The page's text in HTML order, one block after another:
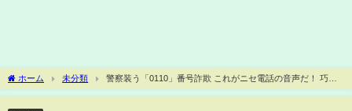
ホーム 未分類
警察装う「0110」番号詐欺 これがニセ電話の音声だ！ 巧妙
手口の一部始終 全国で被害次ぐ 海外アプリで番号偽装か ／ （2024/09/18 OA）